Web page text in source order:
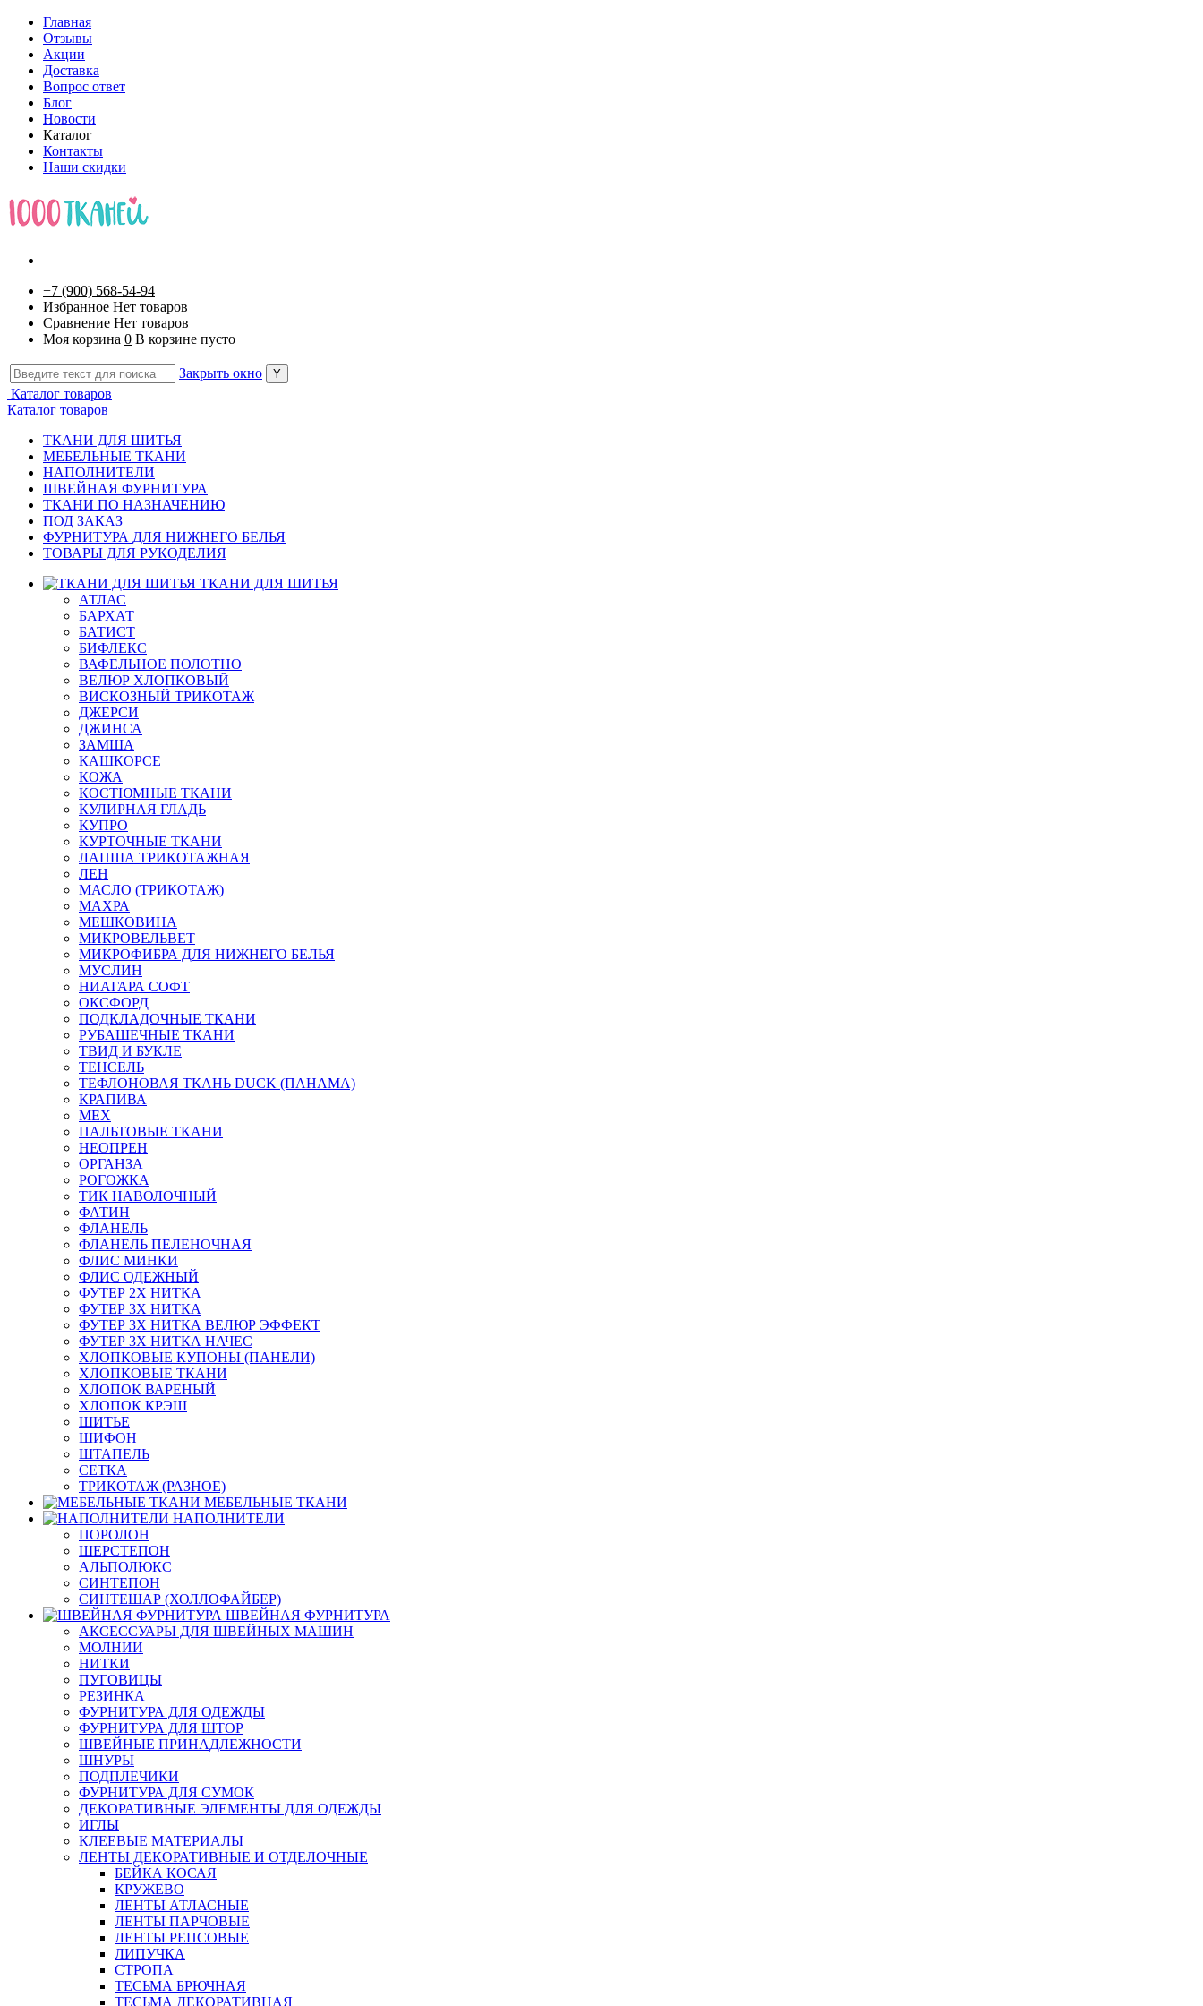
Главная
Отзывы
Акции
Доставка
Вопрос ответ
Блог
Новости
Каталог
Контакты
Наши скидки
+7 (900) 568-54-94
Избранное Нет товаров
Сравнение Нет товаров
Моя корзина 0 В корзине пусто
Закрыть окно
Каталог товаров
Каталог товаров
ТКАНИ ДЛЯ ШИТЬЯ
МЕБЕЛЬНЫЕ ТКАНИ
НАПОЛНИТЕЛИ
ШВЕЙНАЯ ФУРНИТУРА
ТКАНИ ПО НАЗНАЧЕНИЮ
ПОД ЗАКАЗ
ФУРНИТУРА ДЛЯ НИЖНЕГО БЕЛЬЯ
ТОВАРЫ ДЛЯ РУКОДЕЛИЯ
ТКАНИ ДЛЯ ШИТЬЯ
АТЛАС
БАРХАТ
БАТИСТ
БИФЛЕКС
ВАФЕЛЬНОЕ ПОЛОТНО
ВЕЛЮР ХЛОПКОВЫЙ
ВИСКОЗНЫЙ ТРИКОТАЖ
ДЖЕРСИ
ДЖИНСА
ЗАМША
КАШКОРСЕ
КОЖА
КОСТЮМНЫЕ ТКАНИ
КУЛИРНАЯ ГЛАДЬ
КУПРО
КУРТОЧНЫЕ ТКАНИ
ЛАПША ТРИКОТАЖНАЯ
ЛЕН
МАСЛО (ТРИКОТАЖ)
МАХРА
МЕШКОВИНА
МИКРОВЕЛЬВЕТ
МИКРОФИБРА ДЛЯ НИЖНЕГО БЕЛЬЯ
МУСЛИН
НИАГАРА СОФТ
ОКСФОРД
ПОДКЛАДОЧНЫЕ ТКАНИ
РУБАШЕЧНЫЕ ТКАНИ
ТВИД И БУКЛЕ
ТЕНСЕЛЬ
ТЕФЛОНОВАЯ ТКАНЬ DUCK (ПАНАМА)
КРАПИВА
МЕХ
ПАЛЬТОВЫЕ ТКАНИ
НЕОПРЕН
ОРГАНЗА
РОГОЖКА
ТИК НАВОЛОЧНЫЙ
ФАТИН
ФЛАНЕЛЬ
ФЛАНЕЛЬ ПЕЛЕНОЧНАЯ
ФЛИС МИНКИ
ФЛИС ОДЕЖНЫЙ
ФУТЕР 2Х НИТКА
ФУТЕР 3Х НИТКА
ФУТЕР 3Х НИТКА ВЕЛЮР ЭФФЕКТ
ФУТЕР 3Х НИТКА НАЧЕС
ХЛОПКОВЫЕ КУПОНЫ (ПАНЕЛИ)
ХЛОПКОВЫЕ ТКАНИ
ХЛОПОК ВАРЕНЫЙ
ХЛОПОК КРЭШ
ШИТЬЕ
ШИФОН
ШТАПЕЛЬ
СЕТКА
ТРИКОТАЖ (РАЗНОЕ)
МЕБЕЛЬНЫЕ ТКАНИ
НАПОЛНИТЕЛИ
ПОРОЛОН
ШЕРСТЕПОН
АЛЬПОЛЮКС
СИНТЕПОН
СИНТЕШАР (ХОЛЛОФАЙБЕР)
ШВЕЙНАЯ ФУРНИТУРА
АКСЕССУАРЫ ДЛЯ ШВЕЙНЫХ МАШИН
МОЛНИИ
НИТКИ
ПУГОВИЦЫ
РЕЗИНКА
ФУРНИТУРА ДЛЯ ОДЕЖДЫ
ФУРНИТУРА ДЛЯ ШТОР
ШВЕЙНЫЕ ПРИНАДЛЕЖНОСТИ
ШНУРЫ
ПОДПЛЕЧИКИ
ФУРНИТУРА ДЛЯ СУМОК
ДЕКОРАТИВНЫЕ ЭЛЕМЕНТЫ ДЛЯ ОДЕЖДЫ
ИГЛЫ
КЛЕЕВЫЕ МАТЕРИАЛЫ
ЛЕНТЫ ДЕКОРАТИВНЫЕ И ОТДЕЛОЧНЫЕ
БЕЙКА КОСАЯ
КРУЖЕВО
ЛЕНТЫ АТЛАСНЫЕ
ЛЕНТЫ ПАРЧОВЫЕ
ЛЕНТЫ РЕПСОВЫЕ
ЛИПУЧКА
СТРОПА
ТЕСЬМА БРЮЧНАЯ
ТЕСЬМА ДЕКОРАТИВНАЯ